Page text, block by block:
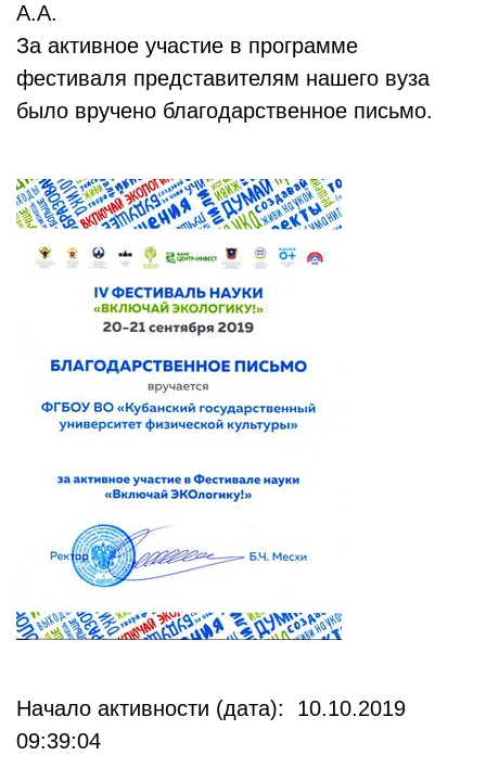
А.А.
За активное участие в программе
фестиваля представителям нашего вуза
было вручено благодарственное письмо.
Начало активности (дата): 10.10.2019
09:39:04